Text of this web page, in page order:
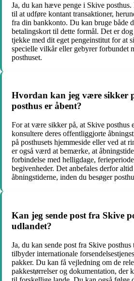
Ja, du kan hæve penge i Skive posthus.
til at udføre kontant transaktioner,
fra din bankkonto. Du kan bruge både
betalingskort til dette formål. Det er
tjekke med dit eget pengeinstitut for at
specielle vilkår eller gebyrer forbundet
posthuset.
Hvordan kan jeg være sikker
posthus er åbent?
For at være sikker på, at Skive posthus
konsultere deres offentliggjorte
på posthusets hjemmeside eller ved at
er også værd at bemærke, at
forbindelse med helligdage,
begivenheder. Det anbefales derfor
åbningstiderne, inden du besøger
Kan jeg sende post fra Skive
udlandet?
Ja, du kan sende post fra Skive
tilbyder internationale
pakker. Du kan få vejledning om de
pakkestørrelser og dokumentation, der